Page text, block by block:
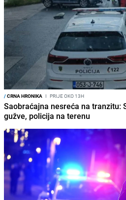
/CRNA HRONIKA I PRIJE OKO 13H
Saobraćajna nesreća na tranzitu:
gužve, policija na terenu